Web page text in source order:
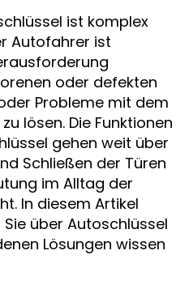
ist komplex
Autofahrer ist
oder defekten
Probleme mit dem
lösen. Die Funktionen
gehen weit über
Schließen der Türen
im Alltag der
In diesem Artikel
über Autoschlüssel
Lösungen wissen